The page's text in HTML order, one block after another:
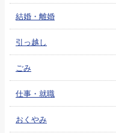
結婚・離婚
引っ越し
ごみ
仕事・就職
おくやみ